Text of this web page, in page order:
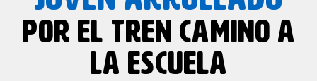
POR EL TREN CAMINO A
LA ESCUELA